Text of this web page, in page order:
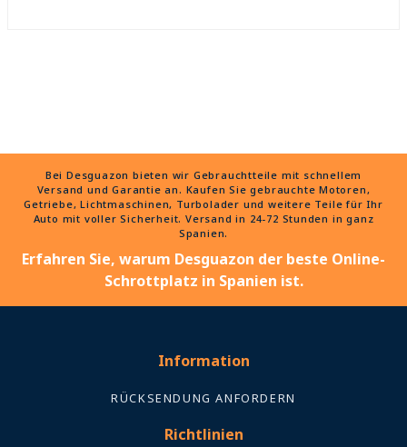
Bei Desguazon bieten wir Gebrauchtteile mit schnellem
Versand und Garantie an. Kaufen Sie gebrauchte Motoren,
Getriebe, Lichtmaschinen, Turbolader und weitere Teile für Ihr
Auto mit voller Sicherheit. Versand in 24-72 Stunden in ganz
Spanien.
Erfahren Sie, warum Desguazon der beste Online-
Schrottplatz in Spanien ist.
Information
RÜCKSENDUNG ANFORDERN
Richtlinien